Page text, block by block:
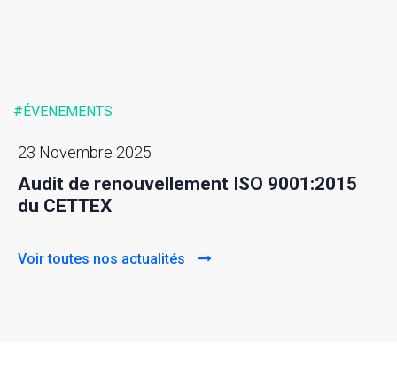
#ÉVENEMENTS
23 Novembre 2025
Audit de renouvellement ISO 9001:2015
du CETTEX
Voir toutes nos actualités